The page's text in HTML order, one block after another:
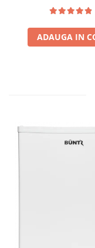
reversibile
ADAUGA IN